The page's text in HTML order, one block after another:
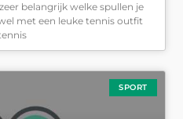
belangrijk welke spullen je
met een leuke tennis outfit
SPORT